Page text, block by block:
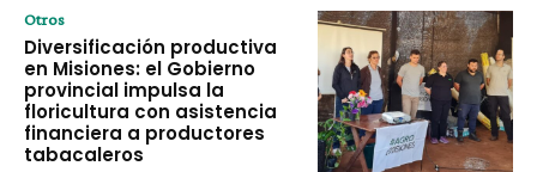
Otros
Diversificación productiva
en Misiones: el Gobierno
provincial impulsa la
floricultura con asistencia
financiera a productores
tabacaleros